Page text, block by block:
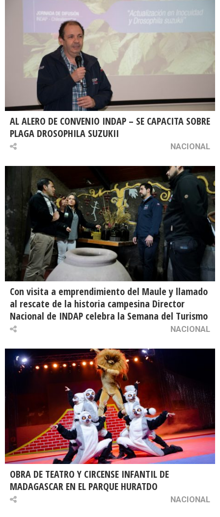
AL ALERO DE CONVENIO INDAP – SE CAPACITA SOBRE
PLAGA DROSOPHILA SUZUKII
NACIONAL
Con visita a emprendimiento del Maule y llamado
al rescate de la historia campesina Director
Nacional de INDAP celebra la Semana del Turismo
NACIONAL
OBRA DE TEATRO Y CIRCENSE INFANTIL DE
MADAGASCAR EN EL PARQUE HURATDO
NACIONAL